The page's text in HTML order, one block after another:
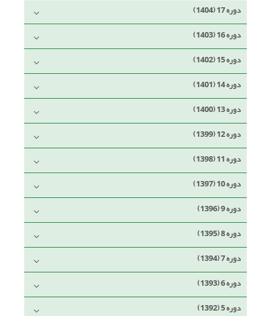
دوره 17 (1404)
دوره 16 (1403)
دوره 15 (1402)
دوره 14 (1401)
دوره 13 (1400)
دوره 12 (1399)
دوره 11 (1398)
دوره 10 (1397)
دوره 9 (1396)
دوره 8 (1395)
دوره 7 (1394)
دوره 6 (1393)
دوره 5 (1392)